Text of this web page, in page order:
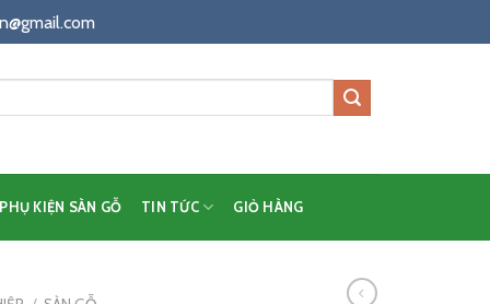
PHỤ KIỆN SÀN GỖ TIN TỨC GIỎ HÀNG